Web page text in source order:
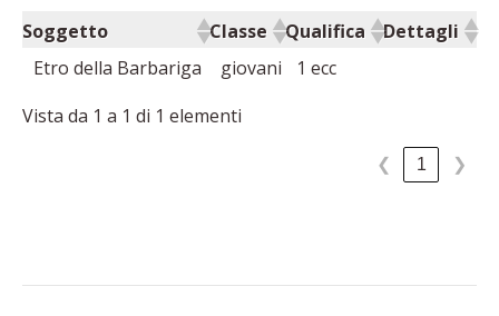
Soggetto Classe Qualifica
Dettagli
Etro della Barbariga
giovani
1 ecc
Vista da 1 a 1 di 1 elementi
❮ 1 ❯